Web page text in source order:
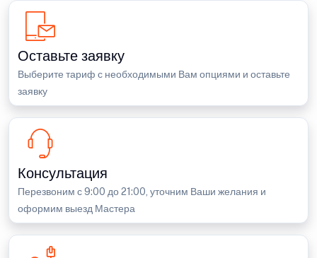
Оставьте заявку
Выберите тариф с необходимыми Вам опциями и оставьте
заявку
Консультация
Перезвоним с 9:00 до 21:00, уточним Ваши желания и
оформим выезд Мастера